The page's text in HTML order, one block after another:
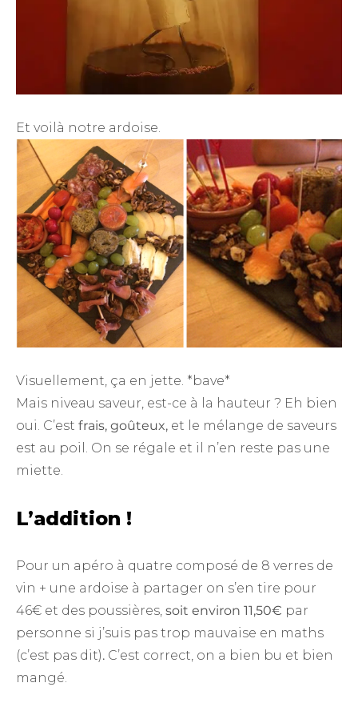
Et voilà notre ardoise.
Visuellement, ça en jette. *bave*
Mais niveau saveur, est-ce à la hauteur ? Eh bien
oui. C’est frais, goûteux, et le mélange de saveurs
est au poil. On se régale et il n’en reste pas une
miette.
L’addition !
Pour un apéro à quatre composé de 8 verres de
vin + une ardoise à partager on s’en tire pour
46€ et des poussières, soit environ 11,50€ par
personne si j’suis pas trop mauvaise en maths
(c’est pas dit). C’est correct, on a bien bu et bien
mangé.